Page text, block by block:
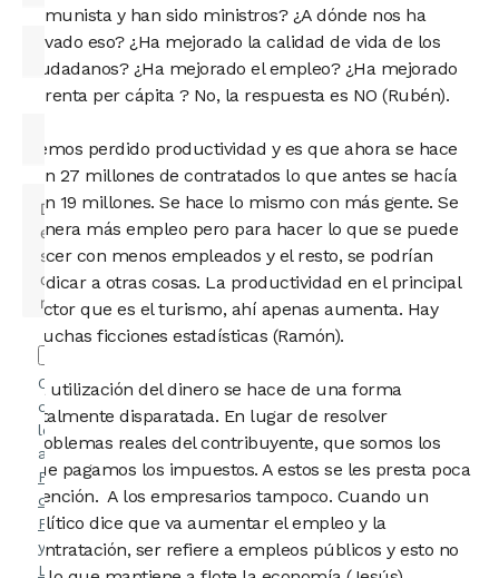
comunista y han sido ministros? ¿A dónde nos ha
llevado eso? ¿Ha mejorado la calidad de vida de los
ciudadanos? ¿Ha mejorado el empleo? ¿Ha mejorado
la renta per cápita ? No, la respuesta es NO (Rubén).
Hemos perdido productividad y es que ahora se hace
con 27 millones de contratados lo que antes se hacía
con 19 millones. Se hace lo mismo con más gente. Se
genera más empleo pero para hacer lo que se puede
hacer con menos empleados y el resto, se podrían
dedicar a otras cosas. La productividad en el principal
sector que es el turismo, ahí apenas aumenta. Hay
muchas ficciones estadísticas (Ramón).
La utilización del dinero se hace de una forma
totalmente disparatada. En lugar de resolver
problemas reales del contribuyente, que somos los
que pagamos los impuestos. A estos se les presta poca
atención. A los empresarios tampoco. Cuando un
político dice que va aumentar el empleo y la
contratación, ser refiere a empleos públicos y esto no
Confirmo
que he
leído y
acepto la
Política
de
Privacidad
y elAviso
Legal.